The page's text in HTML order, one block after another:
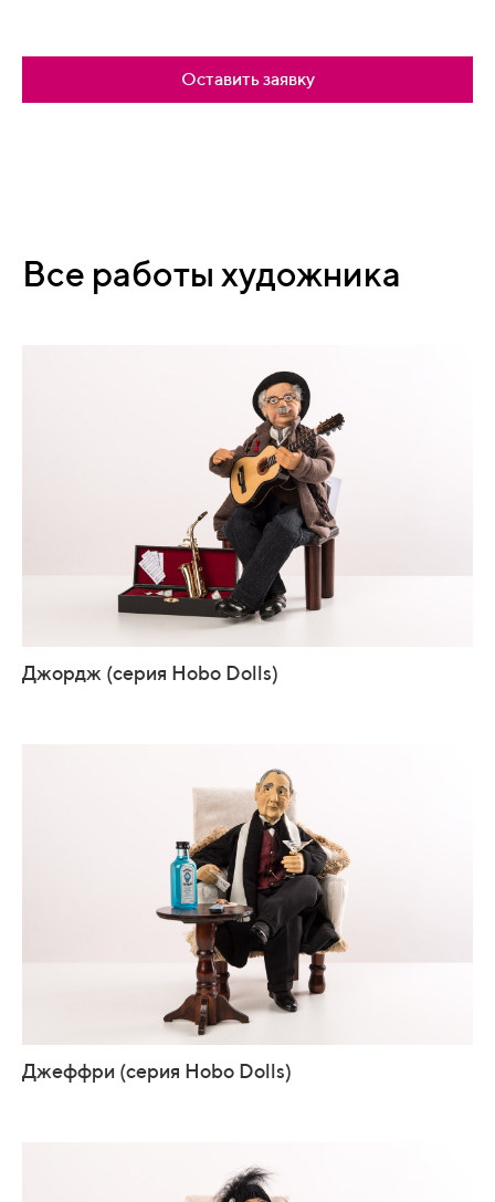
Оставить заявку
Все работы художника
Джордж (серия Hobo Dolls)
Джеффри (серия Hobo Dolls)